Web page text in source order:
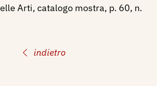
indietro
Arti, catalogo mostra, p. 60, n.